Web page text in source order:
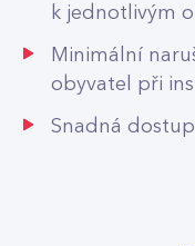
k jednotlivým
Minimální
obyvatel při
Snadná